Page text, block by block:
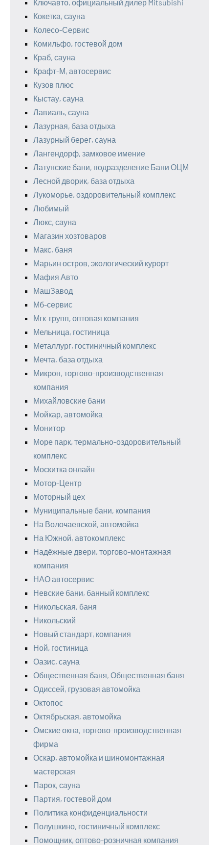
Ключавто, официальный дилер Mitsubishi
Кокетка, сауна
Колесо-Сервис
Комильфо, гостевой дом
Краб, сауна
Крафт-М, автосервис
Кузов плюс
Кыстау, сауна
Лавиаль, сауна
Лазурная, база отдыха
Лазурный берег, сауна
Лангендорф, замковое имение
Латунские бани, подразделение Бани ОЦМ
Лесной дворик, база отдыха
Лукоморье, оздоровительный комплекс
Любимый
Люкс, сауна
Магазин хозтоваров
Макс, баня
Марьин остров, экологический курорт
Мафия Авто
МашЗавод
Мб-сервис
Мгк-групп, оптовая компания
Мельница, гостиница
Металлург, гостиничный комплекс
Мечта, база отдыха
Микрон, торгово-производственная
компания
Михайловские бани
Мойкар, автомойка
Монитор
Море парк, термально-оздоровительный
комплекс
Москитка онлайн
Мотор-Центр
Моторный цех
Муниципальные бани, компания
На Волочаевской, автомойка
На Южной, автокомплекс
Надёжные двери, торгово-монтажная
компания
НАО автосервис
Невские бани, банный комплекс
Никольская, баня
Никольский
Новый стандарт, компания
Ной, гостиница
Оазис, сауна
Общественная баня, Общественная баня
Одиссей, грузовая автомойка
Октопос
Октябрьская, автомойка
Омские окна, торгово-производственная
фирма
Оскар, автомойка и шиномонтажная
мастерская
Парок, сауна
Партия, гостевой дом
Политика конфиденциальности
Полушкино, гостиничный комплекс
Помощник, оптово-розничная компания